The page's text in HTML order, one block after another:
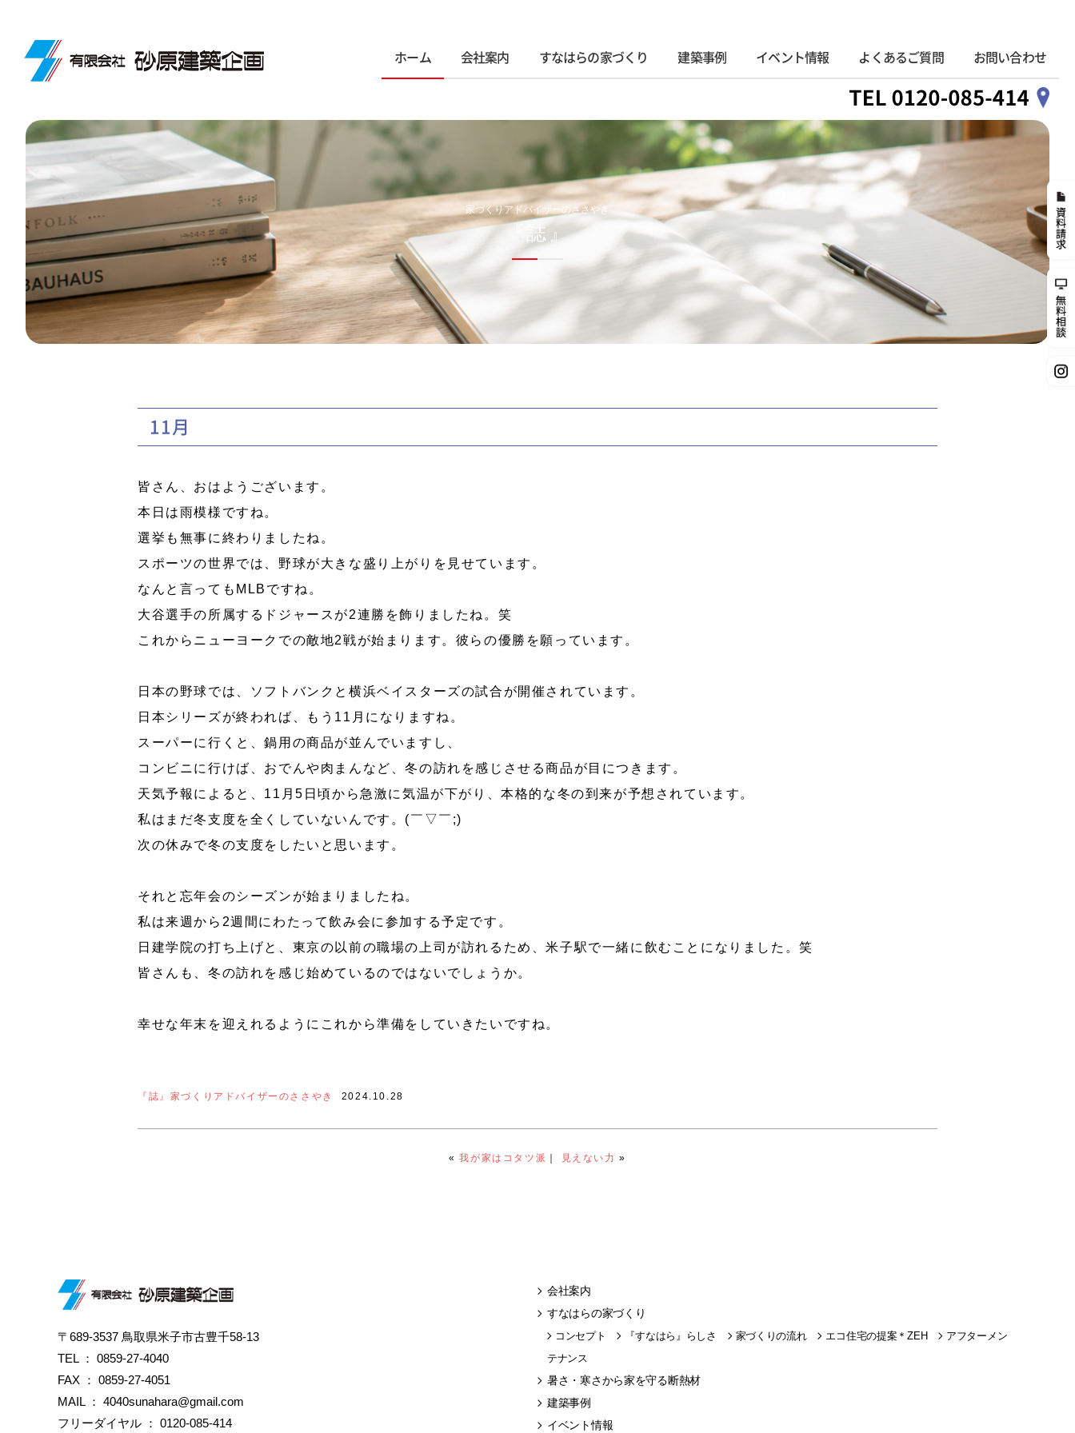
ホーム 会社案内 すなはらの家づくり 建築事例 イベント情報 よくあるご質問 お問い合わせ
家づくりアドバイザーのささやき
『誌』
11月
皆さん、おはようございます。
本日は雨模様ですね。
選挙も無事に終わりましたね。
スポーツの世界では、野球が大きな盛り上がりを見せています。
なんと言ってもMLBですね。
大谷選手の所属するドジャースが2連勝を飾りましたね。笑
これからニューヨークでの敵地2戦が始まります。彼らの優勝を願っています。
日本の野球では、ソフトバンクと横浜ベイスターズの試合が開催されています。
日本シリーズが終われば、もう11月になりますね。
スーパーに行くと、鍋用の商品が並んでいますし、
コンビニに行けば、おでんや肉まんなど、冬の訪れを感じさせる商品が目につきます。
天気予報によると、11月5日頃から急激に気温が下がり、本格的な冬の到来が予想されています。
私はまだ冬支度を全くしていないんです。(￣▽￣;)
次の休みで冬の支度をしたいと思います。
それと忘年会のシーズンが始まりましたね。
私は来週から2週間にわたって飲み会に参加する予定です。
日建学院の打ち上げと、東京の以前の職場の上司が訪れるため、米子駅で一緒に飲むことになりました。笑
皆さんも、冬の訪れを感じ始めているのではないでしょうか。
幸せな年末を迎えれるようにこれから準備をしていきたいですね。
『誌』家づくりアドバイザーのささやき 2024.10.28
«我が家はコタツ派 ｜ 見えない力 »
〒689-3537 鳥取県米子市古豊千58-13
TEL ： 0859-27-4040
FAX ： 0859-27-4051
MAIL ： 4040sunahara@gmail.com
フリーダイヤル ： 0120-085-414
会社案内
すなはらの家づくり
コンセプト 『すなはら』らしさ 家づくりの流れ エコ住宅の提案＊ZEH
アフターメン
テナンス
暑さ・寒さから家を守る断熱材
建築事例
イベント情報